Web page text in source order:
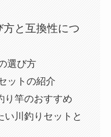
と互換性につ
選び方
ットの紹介
り竿のおすすめ
い川釣りセットと